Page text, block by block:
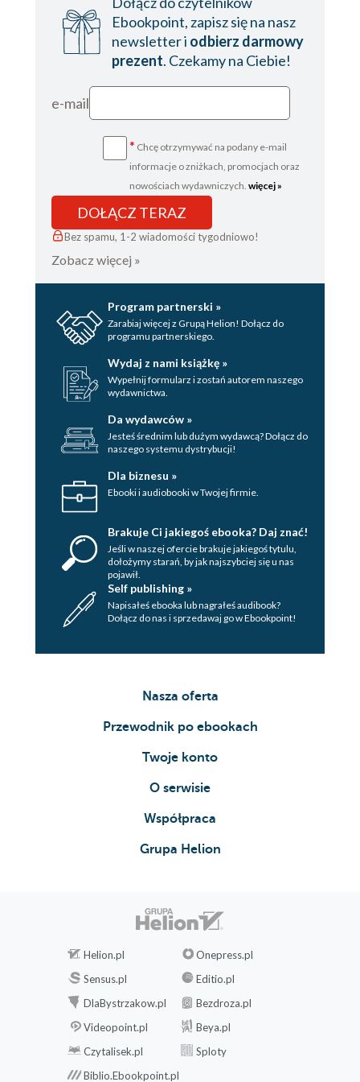
Ebookpoint, zapisz się na nasz
newsletter i odbierz darmowy
prezent. Czekamy na Ciebie!
e-mail
* Chcę otrzymywać na podany e-mail
informacje o zniżkach, promocjach oraz
nowościach wydawniczych. więcej »
DOŁĄCZ TERAZ
Bez spamu, 1-2 wiadomości tygodniowo!
Zobacz więcej »
Program partnerski »
Zarabiaj więcej z Grupą Helion! Dołącz do
programu partnerskiego.
Wydaj z nami książkę »
Wypełnij formularz i zostań autorem naszego
wydawnictwa.
Da wydawców »
Jesteś średnim lub dużym wydawcą? Dołącz do
naszego systemu dystrybucji!
Dla biznesu »
Ebooki i audiobooki w Twojej firmie.
Brakuje Ci jakiegoś ebooka? Daj znać!
Jeśli w naszej ofercie brakuje jakiegoś tytulu,
dołożymy starań, by jak najszybciej się u nas
pojawił.
Self publishing »
Napisałeś ebooka lub nagrałeś audibook?
Dołącz do nas i sprzedawaj go w Ebookpoint!
Nasza oferta
Przewodnik po ebookach
Twoje konto
O serwisie
Współpraca
Grupa Helion
Helion.pl
Onepress.pl
Sensus.pl
Editio.pl
DlaBystrzakow.pl
Bezdroza.pl
Videopoint.pl
Beya.pl
Czytalisek.pl
Sploty
Biblio.Ebookpoint.pl